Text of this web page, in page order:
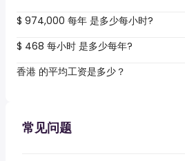
$ 974,000 每年 是多少每小时?
$ 468 每小时 是多少每年?
香港 的平均工资是多少？
常见问题